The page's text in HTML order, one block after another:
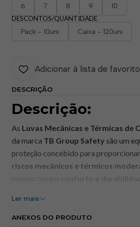
6 7 8 9 10
DESCONTOS/QUANTIDADE
Pack - 10uni Caixa - 120uni
Adicionar à lista de
DESCRIÇÃO
Descrição:
As Luvas Mecânicas e Térmicas de
da marca TB Group Safety são um
proteção concebido para proporcionar
riscos mecânicos e térmicos
mesmo tempo
conforto e
tarefas que envolvam manipulação de
abrasivos ou exigências combinadas
Ler mais
ANEXOS DO PRODUTO